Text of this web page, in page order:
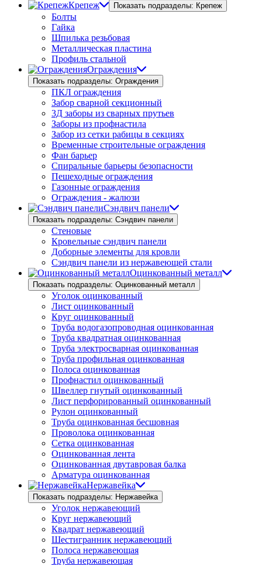
Крепеж
Показать подразделы: Крепеж
Болты
Гайка
Шпилька резьбовая
Металлическая пластина
Профиль стальной
Ограждения
Показать подразделы: Ограждения
ПКЛ ограждения
Забор сварной секционный
3Д заборы из сварных прутьев
Заборы из профнастила
Забор из сетки рабицы в секциях
Временные строительные ограждения
Фан барьер
Спиральные барьеры безопасности
Пешеходные ограждения
Газонные ограждения
Ограждения - жалюзи
Сэндвич панели
Показать подразделы: Сэндвич панели
Стеновые
Кровельные сэндвич панели
Доборные элементы для кровли
Сэндвич панели из нержавеющей стали
Оцинкованный металл
Показать подразделы: Оцинкованный металл
Уголок оцинкованный
Лист оцинкованный
Круг оцинкованный
Труба водогазопроводная оцинкованная
Труба квадратная оцинкованная
Труба электросварная оцинкованная
Труба профильная оцинкованная
Полоса оцинкованная
Профнастил оцинкованный
Швеллер гнутый оцинкованный
Лист перфорированный оцинкованный
Рулон оцинкованный
Труба оцинкованная бесшовная
Проволока оцинкованная
Сетка оцинкованная
Оцинкованная лента
Оцинкованная двутавровая балка
Арматура оцинкованная
Нержавейка
Показать подразделы: Нержавейка
Уголок нержавеющий
Круг нержавеющий
Квадрат нержавеющий
Шестигранник нержавеющий
Полоса нержавеющая
Труба нержавеющая